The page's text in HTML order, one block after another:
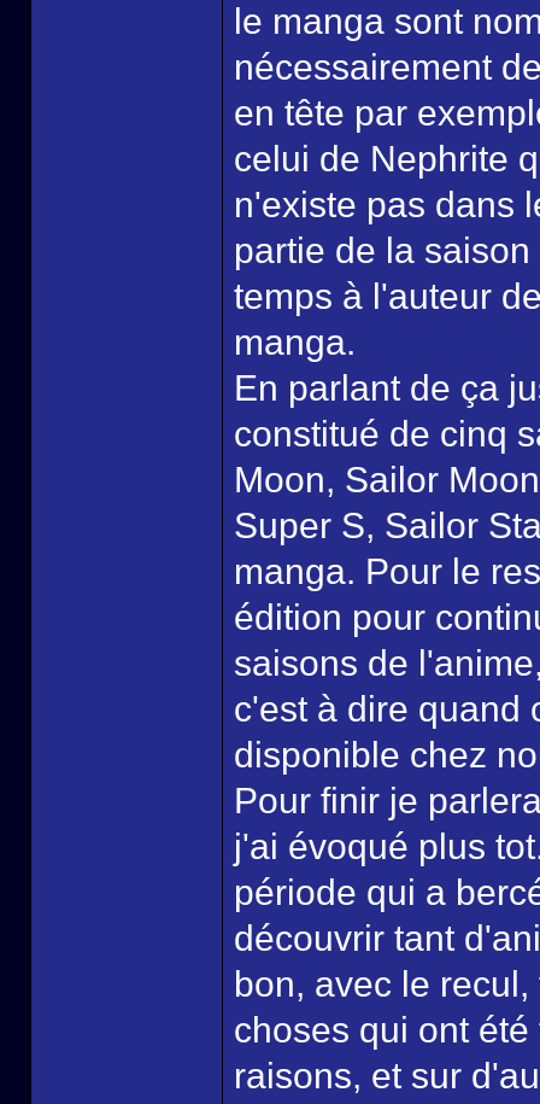
le manga sont
nécessairement
en tête par
celui de Nephrite
n'existe pas dans
partie de la
temps à l'auteur
manga.
En parlant de ça
constitué de cinq
Moon, Sailor
Super S, Sailor
manga. Pour le
édition pour
saisons de
c'est à dire quand
disponible chez
Pour finir je
j'ai évoqué plus
période qui a
découvrir tant
bon, avec le
choses qui ont
raisons, et sur